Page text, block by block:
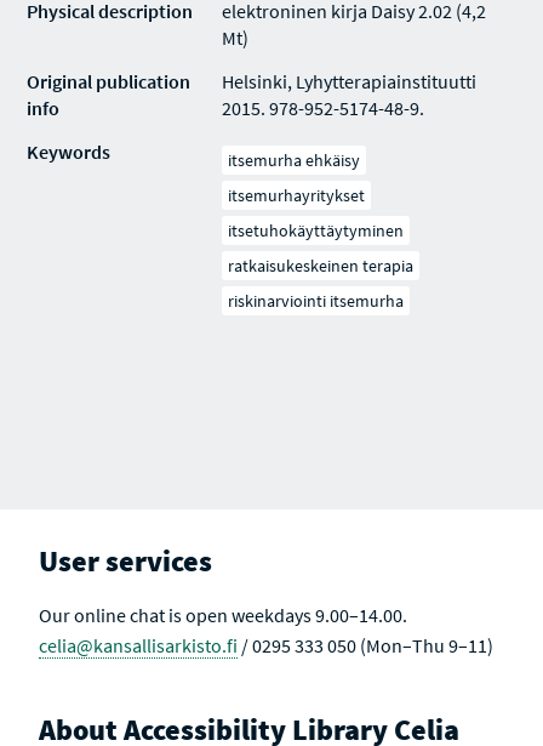
Physical description
elektroninen kirja Daisy 2.02 (4,2
Mt)
Original publication
info
Helsinki, Lyhytterapiainstituutti
2015. 978-952-5174-48-9.
Keywords
itsemurha ehkäisy
itsemurhayritykset
itsetuhokäyttäytyminen
ratkaisukeskeinen terapia
riskinarviointi itsemurha
User services
Our online chat is open weekdays 9.00–14.00.
celia@kansallisarkisto.fi / 0295 333 050 (Mon–Thu 9–11)
About Accessibility Library Celia